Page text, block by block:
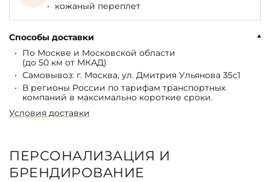
кожаный переплет
Способы доставки
По Москве и Московской области
(до 50 км от МКАД)
Самовывоз: г. Москва, ул. Дмитрия Ульянова 35с1
В регионы России по тарифам транспортных
компаний в максимально короткие сроки.
Условия доставки
ПЕРСОНАЛИЗАЦИЯ И
БРЕНДИРОВАНИЕ